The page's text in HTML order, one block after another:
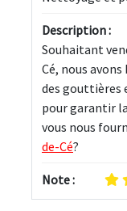
Description :
Souhaitant
Cé, nous
des gouttières
pour garantir
vous nous
de-Cé?
Note :